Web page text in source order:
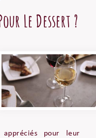
Le Dessert ?
pour leur